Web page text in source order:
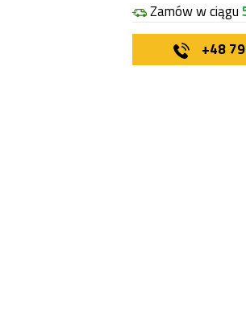
Zamów w ciągu
+48